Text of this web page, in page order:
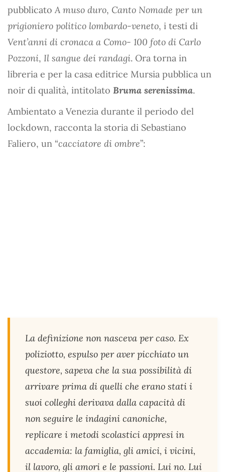
pubblicato A muso duro, Canto Nomade per un
prigioniero politico lombardo-veneto, i testi di
Vent’anni di cronaca a Como- 100 foto di Carlo
Pozzoni, Il sangue dei randagi. Ora torna in
libreria e per la casa editrice Mursia pubblica un
noir di qualità, intitolato Bruma serenissima.
Ambientato a Venezia durante il periodo del
lockdown, racconta la storia di Sebastiano
Faliero, un “cacciatore di ombre”:
La definizione non nasceva per caso. Ex
poliziotto, espulso per aver picchiato un
questore, sapeva che la sua possibilità di
arrivare prima di quelli che erano stati i
suoi colleghi derivava dalla capacità di
non seguire le indagini canoniche,
replicare i metodi scolastici appresi in
accademia: la famiglia, gli amici, i vicini,
il lavoro, gli amori e le passioni. Lui no. Lui